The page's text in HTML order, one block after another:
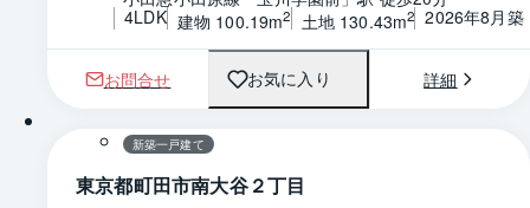
4LDK 建物 100.19m2 土地 130.43m2 2026年8月築
お問合せ お気に入り 詳細
1 / 0 間取り
新築一戸建て
東京都町田市南大谷２丁目